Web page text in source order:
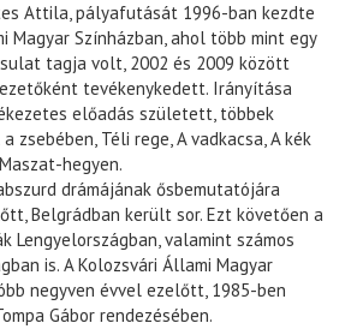
Attila, pályafutását 1996-ban kezdte
Magyar Színházban, ahol több mint egy
tagja volt, 2002 és 2009 között
tevékenykedett. Irányítása
előadás született, többek
zsebében, Téli rege, A vadkacsa, A kék
hegyen.
drámájának ősbemutatójára
Belgrádban került sor. Ezt követően a
Lengyelországban, valamint számos
is. A Kolozsvári Állami Magyar
negyven évvel ezelőtt, 1985-ben
Gábor rendezésében.